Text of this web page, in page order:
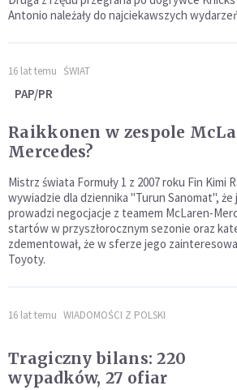
Antonio należały do najciekawszych
16 lat temu ŚWIAT
PAP/PR
Raikkonen w zespole
Mercedes?
Mistrz świata Formuły 1 z 2007 roku Fin Kimi
wywiadzie dla dziennika "Turun Sanomat",
prowadzi negocjacje z teamem McLaren-
startów w przyszłorocznym sezonie oraz
zdementował, że w sferze jego
Toyoty.
16 lat temu WIADOMOŚCI Z POLSKI
Tragiczny bilans: 220
wypadków, 27 ofiar